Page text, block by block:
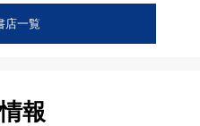
店一覧
報